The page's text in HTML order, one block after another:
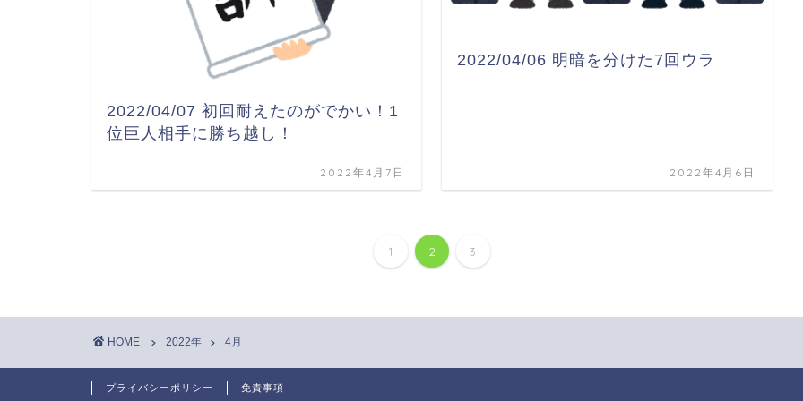
2022/04/07 初回耐えたのがでかい！1
位巨人相手に勝ち越し！
2022年4月7日
2022/04/06 明暗を分けた7回ウラ
2022年4月6日
1 2 3
HOME 2022年 4月
プライバシーポリシー 免責事項